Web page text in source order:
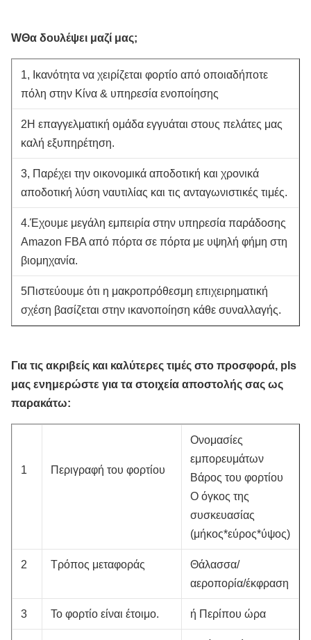
WΘα δουλέψει μαζί μας;
1, Ικανότητα να χειρίζεται φορτίο από οποιαδήποτε
πόλη στην Κίνα & υπηρεσία ενοποίησης
2Η επαγγελματική ομάδα εγγυάται στους πελάτες μας
καλή εξυπηρέτηση.
3, Παρέχει την οικονομικά αποδοτική και χρονικά
αποδοτική λύση ναυτιλίας και τις ανταγωνιστικές τιμές.
4.Έχουμε μεγάλη εμπειρία στην υπηρεσία παράδοσης
Amazon FBA από πόρτα σε πόρτα με υψηλή φήμη στη
βιομηχανία.
5Πιστεύουμε ότι η μακροπρόθεσμη επιχειρηματική
σχέση βασίζεται στην ικανοποίηση κάθε συναλλαγής.
Για τις ακριβείς και καλύτερες τιμές στο προσφορά, pls
μας ενημερώστε για τα στοιχεία αποστολής σας ως
παρακάτω:
1 Περιγραφή του φορτίου
Ονομασίες
εμπορευμάτων
Βάρος του φορτίου
Ο όγκος της
συσκευασίας
(μήκος*εύρος*ύψος)
2 Τρόπος μεταφοράς
Θάλασσα/
αεροπορία/έκφραση
3 Το φορτίο είναι έτοιμο. ή Περίπου ώρα